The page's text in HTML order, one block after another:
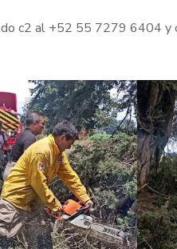
c2 al +52 55 7279 6404 y